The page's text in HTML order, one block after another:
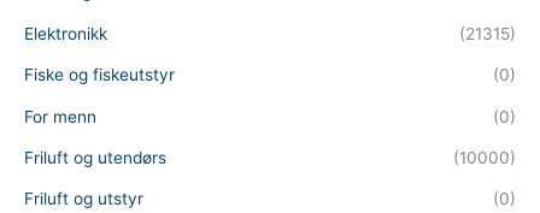
Elektronikk (21315)
Fiske og fiskeutstyr (0)
For menn (0)
Friluft og utendørs (10000)
Friluft og utstyr (0)